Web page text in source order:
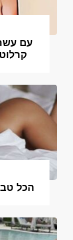
עם
הכל